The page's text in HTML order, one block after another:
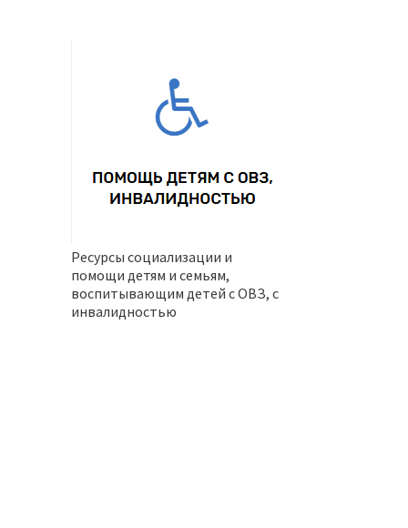
Ресурсы социализации и
помощи детям и семьям,
воспитывающим детей с ОВЗ, с
инвалидностью